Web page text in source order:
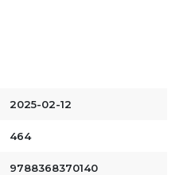
2025-02-12
464
9788368370140